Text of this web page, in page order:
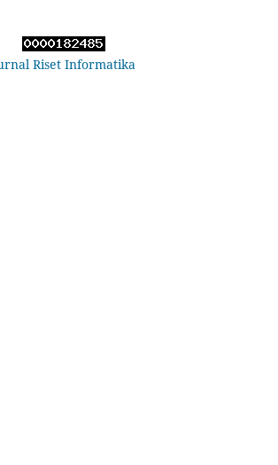
Riset Informatika